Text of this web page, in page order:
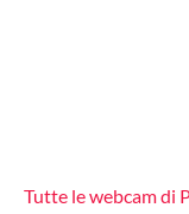
Tutte le webcam di